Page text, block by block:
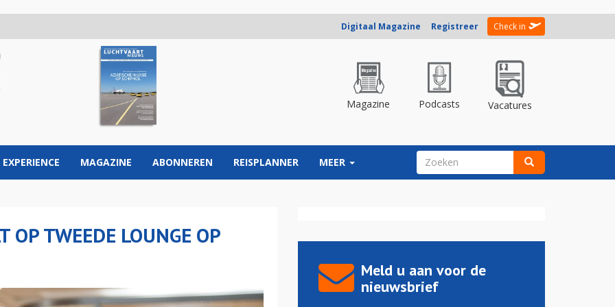
Digitaal Magazine Registreer Check in
Magazine Podcasts Vacatures
EXPERIENCE MAGAZINE ABONNEREN REISPLANNER MEER ZOEKVELD
OP TWEEDE LOUNGE OP
Meld u aan voor de
nieuwsbrief